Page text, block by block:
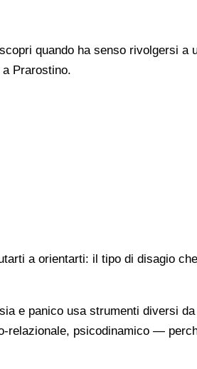
quando ha senso rivolgersi a
Prarostino.
a orientarti: il tipo di disagio
e panico usa strumenti diversi
relazionale, psicodinamico —